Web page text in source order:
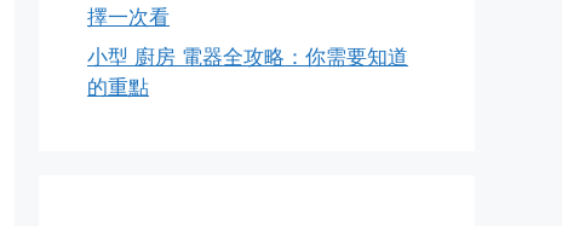
擇一次看
小型 廚房 電器全攻略：你需要知道
的重點